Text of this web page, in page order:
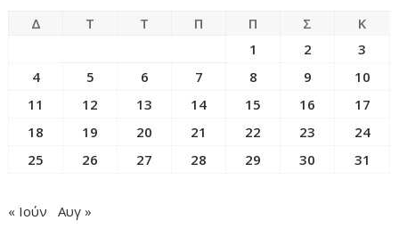
Δ Τ Τ Π Π Σ
Κ
1
2
3
4
5 6 7 8 9
10
11
12 13 14 15 16
17
18
19 20 21 22 23
24
25
26 27 28 29 30 31
« Ιούν Αυγ »